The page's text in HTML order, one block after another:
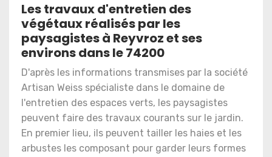
Les travaux d'entretien des
végétaux réalisés par les
paysagistes à Reyvroz et ses
environs dans le 74200
D'après les informations transmises par la société
Artisan Weiss spécialiste dans le domaine de
l'entretien des espaces verts, les paysagistes
peuvent faire des travaux courants sur le jardin.
En premier lieu, ils peuvent tailler les haies et les
arbustes les composant pour garder leurs formes